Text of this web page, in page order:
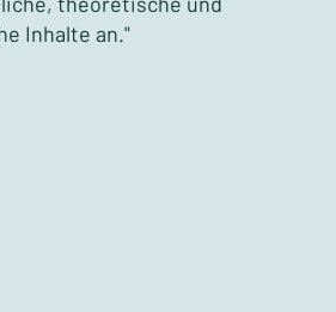
Inhalte an."